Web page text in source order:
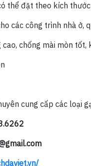
thể đặt theo kích
các công trình nhà ở,
cao, chống mài mòn
cung cấp các loại